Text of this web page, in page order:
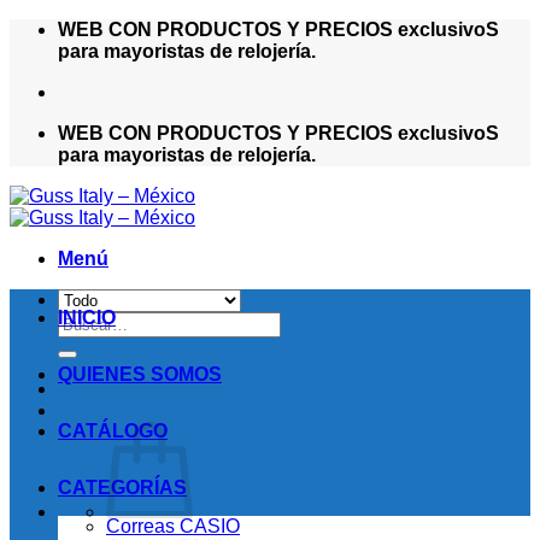
SaltarWEB CON PRODUCTOS Y PRECIOS exclusivoS
para mayoristas de relojería.
WEB CON PRODUCTOS Y PRECIOS exclusivoS
para mayoristas de relojería.
Menú
Buscar
por:
INICIO
QUIENES SOMOS
CATÁLOGO
CATEGORÍAS
Correas CASIO